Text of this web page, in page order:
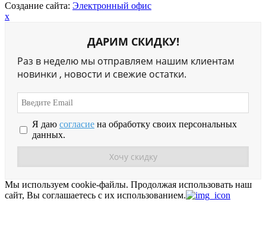
Создание сайта: Электронный офис
x
ДАРИМ СКИДКУ!
Раз в неделю мы отправляем нашим клиентам
новинки , новости и свежие остатки.
Я даю согласие на обработку своих персональных
данных.
Мы используем cookie-файлы. Продолжая использовать наш
сайт, Вы соглашаетесь с их использованием.